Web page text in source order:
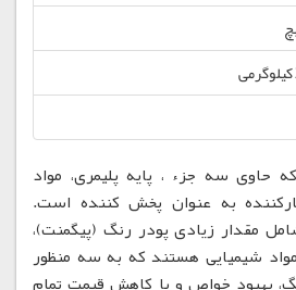
حاوی سه جزء ، پایه پلیمری، مواد
به عنوان پخش کننده است.
مقدار زیادی پودر رنگ (پیگمنت)،
شیمیایی هستند که به سه منظور
بهبود خواص و یا کاهش قیمت تمام